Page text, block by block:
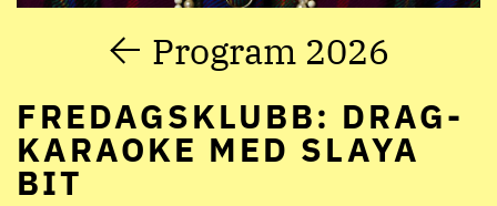
Program 2026
FREDAGSKLUBB: DRAG-
KARAOKE MED SLAYA
BIT